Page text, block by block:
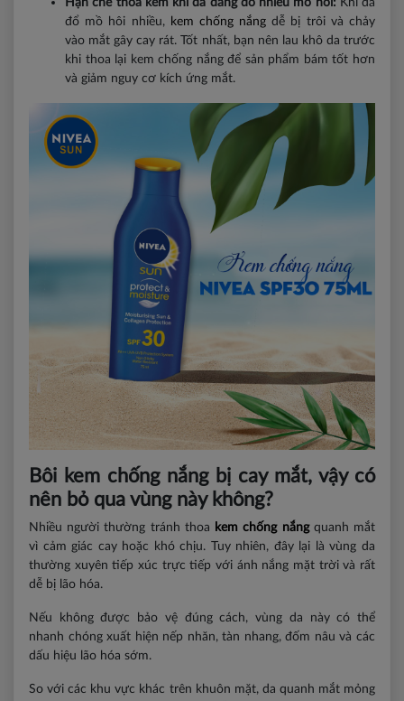
Hạn chế thoa kem khi da đang đổ nhiều mồ hôi: Khi da
đổ mồ hôi nhiều, kem chống nắng dễ bị trôi và chảy
vào mắt gây cay rát. Tốt nhất, bạn nên lau khô da trước
khi thoa lại kem chống nắng để sản phẩm bám tốt hơn
và giảm nguy cơ kích ứng mắt.
Bôi kem chống nắng bị cay mắt, vậy có
nên bỏ qua vùng này không?
Nhiều người thường tránh thoa kem chống nắng quanh mắt
vì cảm giác cay hoặc khó chịu. Tuy nhiên, đây lại là vùng da
thường xuyên tiếp xúc trực tiếp với ánh nắng mặt trời và rất
dễ bị lão hóa.
Nếu không được bảo vệ đúng cách, vùng da này có thể
nhanh chóng xuất hiện nếp nhăn, tàn nhang, đốm nâu và các
dấu hiệu lão hóa sớm.
So với các khu vực khác trên khuôn mặt, da quanh mắt mỏng